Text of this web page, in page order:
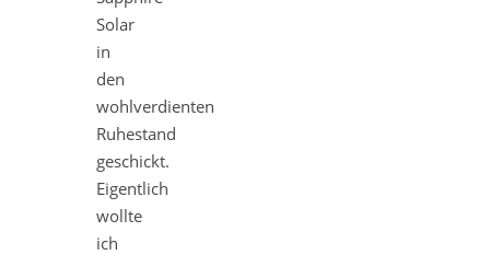
Solar
in
den
wohlverdienten
Ruhestand
geschickt.
Eigentlich
wollte
ich